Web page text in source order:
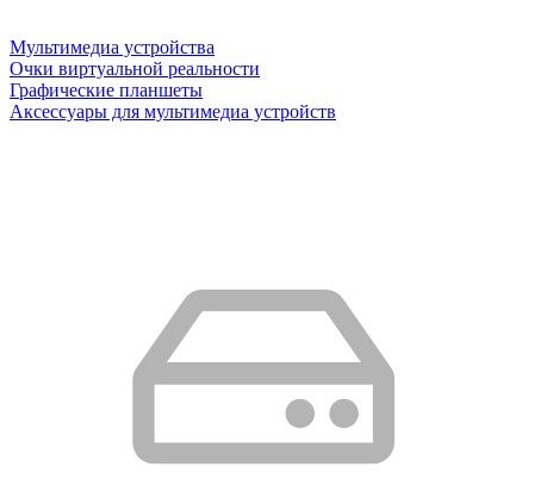
Мультимедиа устройства
Очки виртуальной реальности
Графические планшеты
Аксессуары для мультимедиа устройств